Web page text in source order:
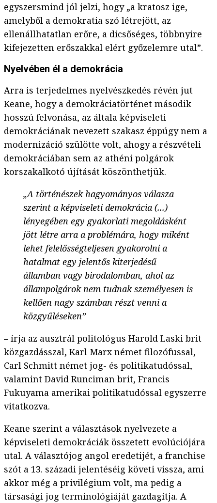
egyszersmind jól jelzi, hogy „a kratosz ige,
amelyből a demokratia szó létrejött, az
ellenállhatatlan erőre, a dicsőséges, többnyire
kifejezetten erőszakkal elért győzelemre utal”.
Nyelvében él a demokrácia
Arra is terjedelmes nyelvészkedés révén jut
Keane, hogy a demokráciatörténet második
hosszú felvonása, az általa képviseleti
demokráciának nevezett szakasz éppúgy nem a
modernizáció szülötte volt, ahogy a részvételi
demokráciában sem az athéni polgárok
korszakalkotó újítását köszönthetjük.
„A történészek hagyományos válasza
szerint a képviseleti demokrácia (...)
lényegében egy gyakorlati megoldásként
jött létre arra a problémára, hogy miként
lehet felelősségteljesen gyakorolni a
hatalmat egy jelentős kiterjedésű
államban vagy birodalomban, ahol az
állampolgárok nem tudnak személyesen is
kellően nagy számban részt venni a
közgyűléseken”
– írja az ausztrál politológus Harold Laski brit
közgazdásszal, Karl Marx német filozófussal,
Carl Schmitt német jog- és politikatudóssal,
valamint David Runciman brit, Francis
Fukuyama amerikai politikatudóssal egyszerre
vitatkozva.
Keane szerint a választások nyelvezete a
képviseleti demokráciák összetett evolúciójára
utal. A választójog angol eredetijét, a franchise
szót a 13. századi jelentéséig követi vissza, ami
akkor még a privilégium volt, ma pedig a
társasági jog terminológiáját gazdagítja. A